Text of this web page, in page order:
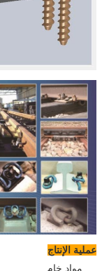
عملية الإنتاج
مواد خام